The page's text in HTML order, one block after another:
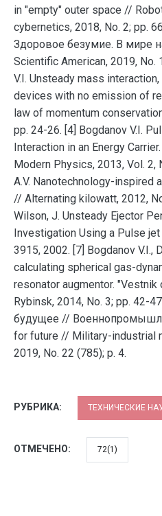
in "empty" outer space //
cybernetics, 2018, No. 2; pp.
Здоровое безумие. В мире
Scientific American, 2019, No.
V.I. Unsteady mass
devices with no emission of
law of momentum
pp. 24-26. [4] Bogdanov V.I.
Interaction in an Energy
Modern Physics, 2013, Vol. 2,
A.V. Nanotechnology-inspired
// Alternating kilowatt, 2012,
Wilson, J. Unsteady Ejector
Investigation Using a Pulse
3915, 2002. [7] Bogdanov V.I.,
calculating spherical gas-
resonator augmentor. "Vestnik
Rybinsk, 2014, No. 3; pp. 42-
будущее //
for future // Military-industrial
2019, No. 22 (785); p. 4.
РУБРИКА: ТЕХНИЧЕСКИЕ
ОТМЕЧЕНО: 72(1)